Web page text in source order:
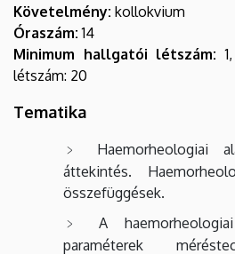
Követelmény: kollokvium
Óraszám: 14
Minimum hallgatói létszám:
létszám: 20
Tematika
Haemorheologiai
áttekintés.
összefüggések.
A
paraméterek